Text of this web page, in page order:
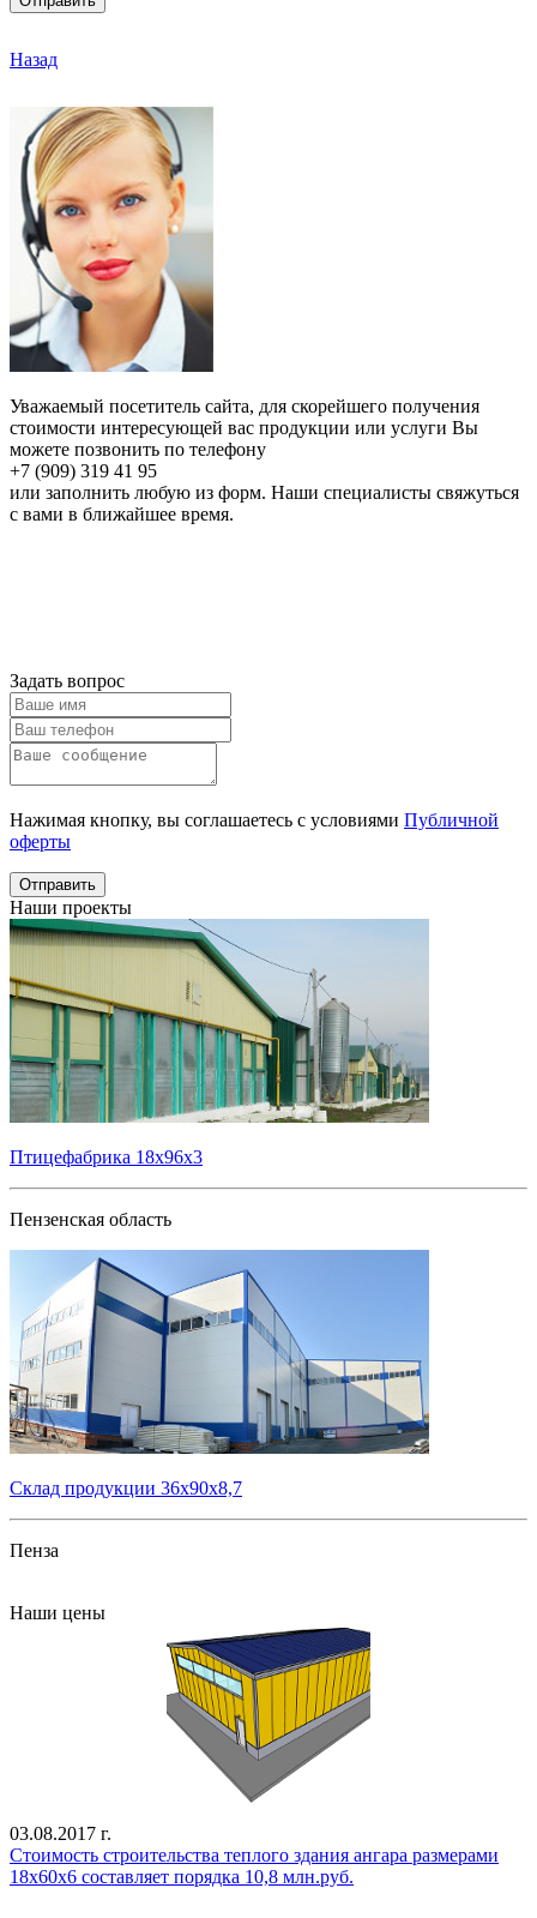
Назад
Уважаемый посетитель сайта, для скорейшего получения
стоимости интересующей вас продукции или услуги Вы
можете позвонить по телефону
+7 (909) 319 41 95
или заполнить любую из форм. Наши специалисты свяжуться
с вами в ближайшее время.
Задать вопрос
Нажимая кнопку, вы соглашаетесь с условиями Публичной
оферты
Отправить
Наши проекты
Птицефабрика 18х96х3
Пензенская область
Склад продукции 36х90х8,7
Пенза
Наши цены
03.08.2017 г.
Стоимость строительства теплого здания ангара размерами
18х60х6 составляет порядка 10,8 млн.руб.